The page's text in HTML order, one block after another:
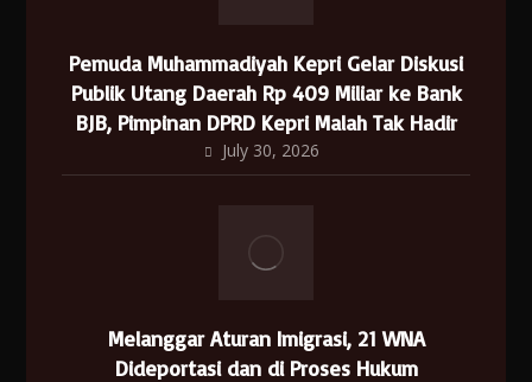
Pemuda Muhammadiyah Kepri Gelar Diskusi
Publik Utang Daerah Rp 409 Miliar ke Bank
BJB, Pimpinan DPRD Kepri Malah Tak Hadir
July 30, 2026
Melanggar Aturan Imigrasi, 21 WNA
Dideportasi dan di Proses Hukum